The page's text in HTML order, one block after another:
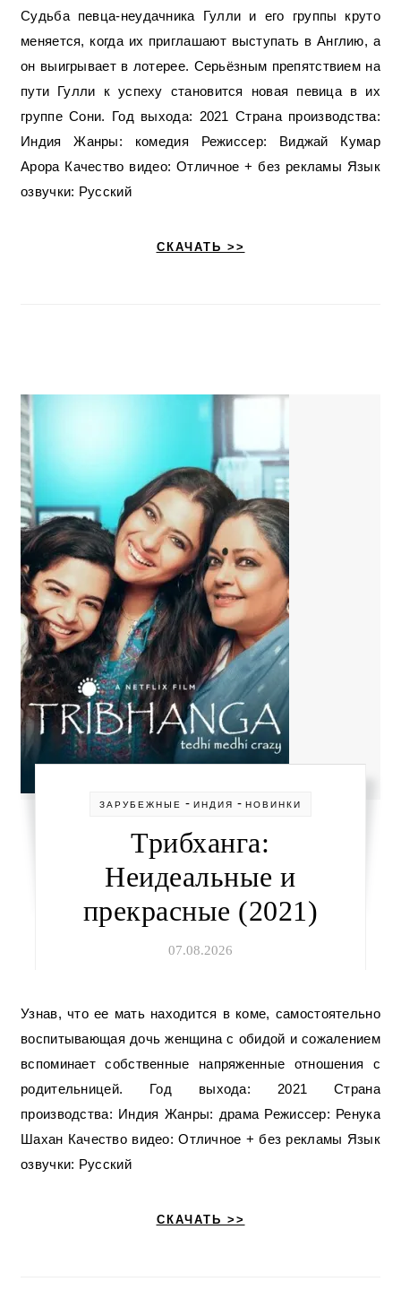
Судьба певца-неудачника Гулли и его группы круто
меняется, когда их приглашают выступать в Англию, а
он выигрывает в лотерее. Серьёзным препятствием на
пути Гулли к успеху становится новая певица в их
группе Сони. Год выхода: 2021 Страна производства:
Индия Жанры: комедия Режиссер: Виджай Кумар
Арора Качество видео: Отличное + без рекламы Язык
озвучки: Русский
СКАЧАТЬ >>
ЗАРУБЕЖНЫЕ - ИНДИЯ - НОВИНКИ
Трибханга:
Неидеальные и
прекрасные (2021)
07.08.2026
Узнав, что ее мать находится в коме, самостоятельно
воспитывающая дочь женщина с обидой и сожалением
вспоминает собственные напряженные отношения с
родительницей. Год выхода: 2021 Страна
производства: Индия Жанры: драма Режиссер: Ренука
Шахан Качество видео: Отличное + без рекламы Язык
озвучки: Русский
СКАЧАТЬ >>